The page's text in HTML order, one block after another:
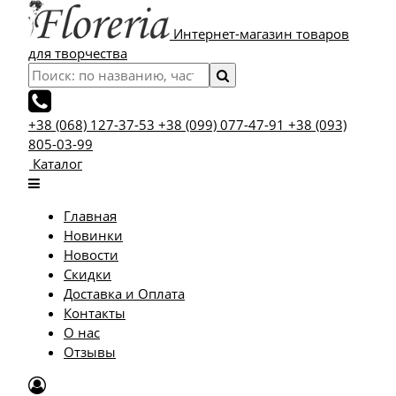
Интернет-магазин товаров
для творчества
+38 (068) 127-37-53 +38 (099) 077-47-91 +38 (093)
805-03-99
Каталог
Главная
Новинки
Новости
Скидки
Доставка и Оплата
Контакты
О нас
Отзывы